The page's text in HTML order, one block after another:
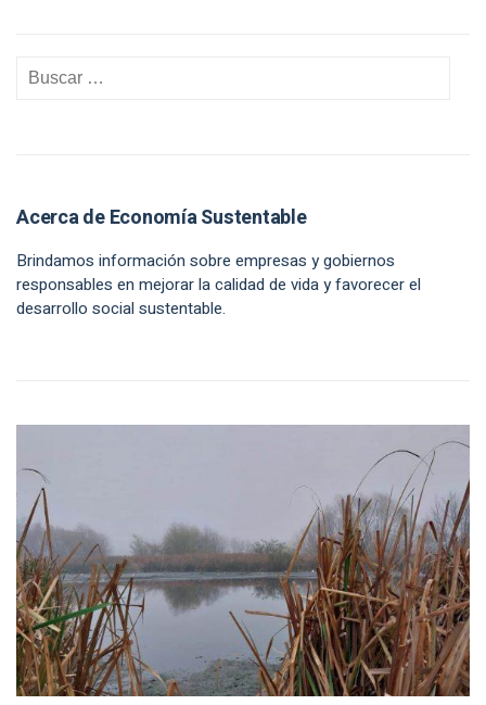
Acerca de Economía Sustentable
Brindamos información sobre empresas y gobiernos
responsables en mejorar la calidad de vida y favorecer el
desarrollo social sustentable.